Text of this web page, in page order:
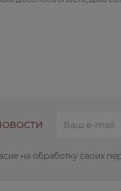
на обработку своих